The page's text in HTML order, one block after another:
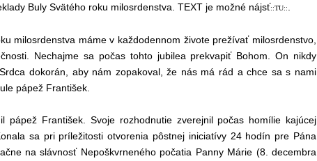
Buly Svätého roku milosrdenstva. TEXT je možné nájsť::TU::
milosrdenstva máme v každodennom živote prežívať milosrdenstvo,
Nechajme sa počas tohto jubilea prekvapiť Bohom. On nikdy
dokorán, aby nám zopakoval, že nás má rád a chce sa s nami
pápež František.
pápež František. Svoje rozhodnutie zverejnil počas homílie kajúcej
sa pri príležitosti otvorenia pôstnej iniciatívy 24 hodín pre Pána
na slávnosť Nepoškvrneného počatia Panny Márie (8. decembra